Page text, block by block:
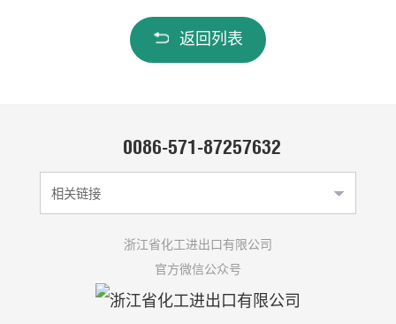
返回列表
0086-571-87257632
相关链接
浙江省化工进出口有限公司
官方微信公众号